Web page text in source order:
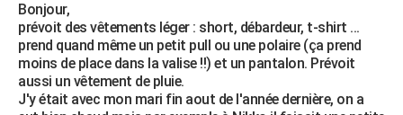
Bonjour,
prévoit des vêtements léger : short, débardeur, t-shirt ...
prend quand même un petit pull ou une polaire (ça prend
moins de place dans la valise !!) et un pantalon. Prévoit
aussi un vêtement de pluie.
J'y était avec mon mari fin aout de l'année dernière, on a